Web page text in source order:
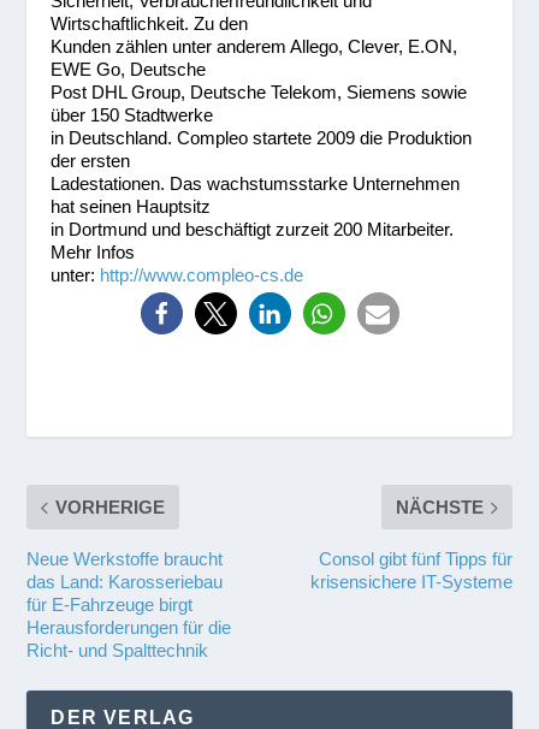
Wirtschaftlichkeit. Zu den
Kunden zählen unter anderem Allego, Clever, E.ON,
EWE Go, Deutsche
Post DHL Group, Deutsche Telekom, Siemens sowie
über 150 Stadtwerke
in Deutschland. Compleo startete 2009 die Produktion
der ersten
Ladestationen. Das wachstumsstarke Unternehmen
hat seinen Hauptsitz
in Dortmund und beschäftigt zurzeit 200 Mitarbeiter.
Mehr Infos
unter: http://www.compleo-cs.de
VORHERIGE
Neue Werkstoffe braucht
das Land: Karosseriebau
für E-Fahrzeuge birgt
Herausforderungen für die
Richt- und Spalttechnik
NÄCHSTE
Consol gibt fünf Tipps für
krisensichere IT-Systeme
DER VERLAG